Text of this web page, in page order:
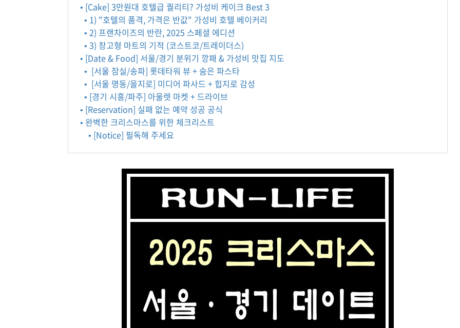
• [Cake] 3만원대 호텔급 퀄리티? 가성비 케이크 Best 3
• 1) "호텔의 품격, 가격은 반값" 가성비 호텔 베이커리
• 2) 프랜차이즈의 반란, 2025 스페셜 에디션
• 3) 창고형 마트의 기적 (코스트코/트레이더스)
• [Date & Food] 서울/경기 분위기 깡패 & 가성비 맛집 지도
• [서울 잠실/송파] 롯데타워 뷰 + 숨은 파스타
• [서울 명동/을지로] 미디어 파사드 + 힙지로 감성
• [경기 시흥/파주] 아울렛 마켓 + 드라이브
• [Reservation] 실패 없는 예약 성공 공식
• 완벽한 크리스마스를 위한 체크리스트
• [Notice] 필독해 주세요